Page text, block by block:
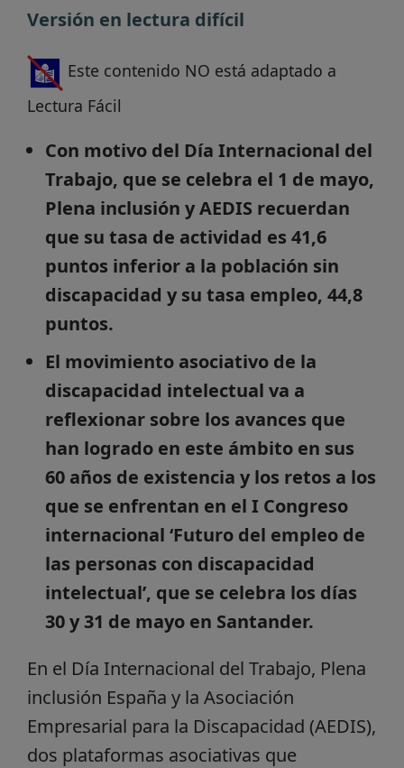
Versión en lectura difícil
Este contenido NO está adaptado a
Lectura Fácil
Con motivo del Día Internacional del
Trabajo, que se celebra el 1 de mayo,
Plena inclusión y AEDIS recuerdan
que su tasa de actividad es 41,6
puntos inferior a la población sin
discapacidad y su tasa empleo, 44,8
puntos.
El movimiento asociativo de la
discapacidad intelectual va a
reflexionar sobre los avances que
han logrado en este ámbito en sus
60 años de existencia y los retos a los
que se enfrentan en el I Congreso
internacional ‘Futuro del empleo de
las personas con discapacidad
intelectual’, que se celebra los días
30 y 31 de mayo en Santander.
En el Día Internacional del Trabajo, Plena
inclusión España y la Asociación
Empresarial para la Discapacidad (AEDIS),
dos plataformas asociativas que